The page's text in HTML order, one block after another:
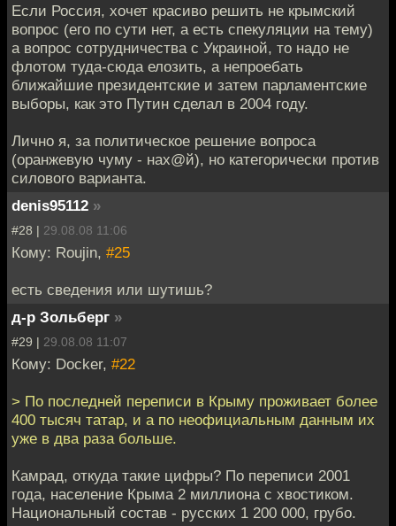
Если Россия, хочет красиво решить не крымский
вопрос (его по сути нет, а есть спекуляции на тему)
а вопрос сотрудничества с Украиной, то надо не
флотом туда-сюда елозить, а непроебать
ближайшие президентские и затем парламентские
выборы, как это Путин сделал в 2004 году.
Лично я, за политическое решение вопроса
(оранжевую чуму - нах@й), но категорически против
силового варианта.
denis95112 »
#28 | 29.08.08 11:06
Кому: Roujin, #25
есть сведения или шутишь?
д-р Зольберг »
#29 | 29.08.08 11:07
Кому: Docker, #22
> По последней переписи в Крыму проживает более
400 тысяч татар, и а по неофициальным данным их
уже в два раза больше.
Камрад, откуда такие цифры? По переписи 2001
года, население Крыма 2 миллиона с хвостиком.
Национальный состав - русских 1 200 000, грубо.